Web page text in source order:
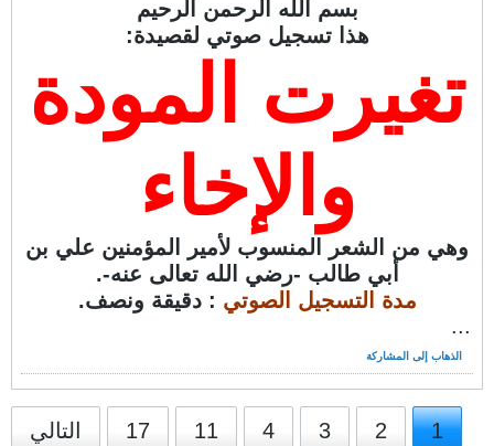
بسم الله الرحمن الرحيم
هذا تسجيل صوتي لقصيدة:
تغيرت المودة
والإخاء
وهي من الشعر المنسوب لأمير المؤمنين علي بن
أبي طالب -رضي الله تعالى عنه-.
مدة التسجيل الصوتي : دقيقة ونصف.
...
الذهاب إلى المشاركة
1
2
3
4
11
17 التالي